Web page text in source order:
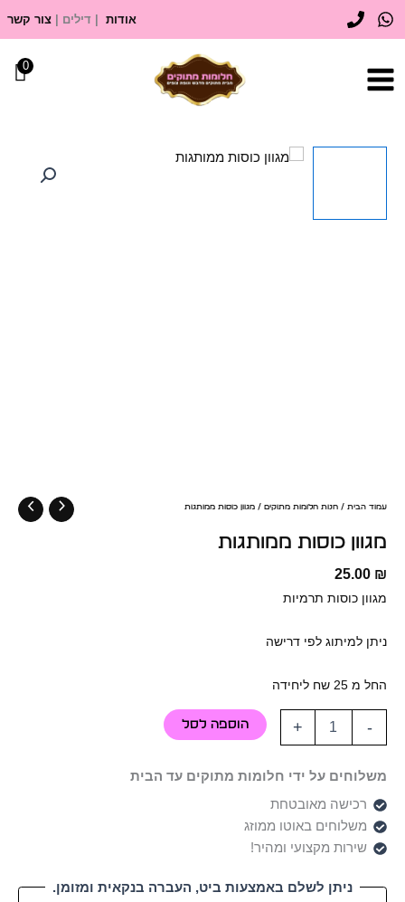
דילוג
לתוכן
אודות | דילים | צור קשר
0
עמוד הבית / חנות חלומות מתוקים / מגוון כוסות ממותגות
מגוון כוסות ממותגות
25.00 ₪
מגוון כוסות תרמיות
ניתן למיתוג לפי דרישה
החל מ 25 שח ליחידה
-
+ הוספה לסל
משלוחים על ידי חלומות מתוקים עד הבית
רכישה מאובטחת
משלוחים באוטו ממוזג
שירות מקצועי ומהיר!
ניתן לשלם באמצעות ביט, העברה בנקאית ומזומן.